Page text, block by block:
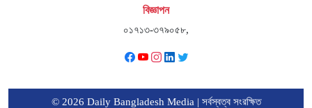
বিজ্ঞাপন
০১৭১৩-৩৭৯০৫৮,
© 2026 Daily Bangladesh Media | সর্বস্বত্ব সংরক্ষিত